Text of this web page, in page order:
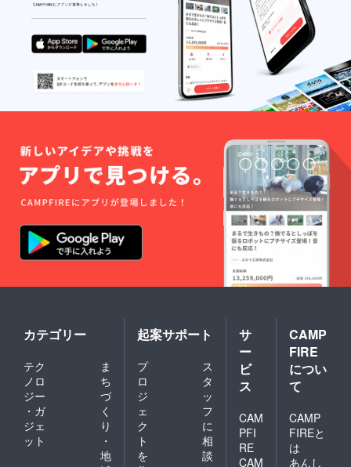
カテゴリー
テク
ノロ
ジー
・ガ
ジェ
ット
ま
ち
づ
く
り
・
地
起案サポート
プ
ロ
ジ
ェ
ク
ト
を
ス
タ
ッ
フ
に
相
談
サ
ー
ビ
ス
CAM
PFI
RE
CAM
CAMP
FIRE
につい
て
CAMP
FIREと
は
あんし